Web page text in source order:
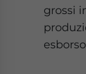
grossi